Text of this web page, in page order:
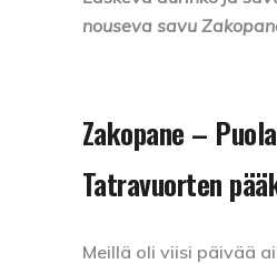
nouseva savu
Zakopane –
Tatravuorten
Meillä oli viisi päivää